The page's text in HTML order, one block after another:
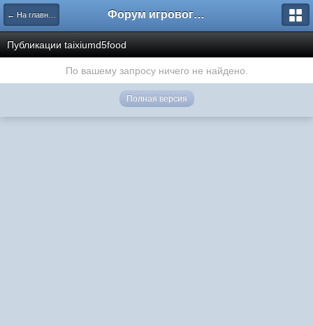
← На главную Форум игрового проекта Riverrise
Публикации taixiumd5food
По вашему запросу ничего не найдено.
Полная версия